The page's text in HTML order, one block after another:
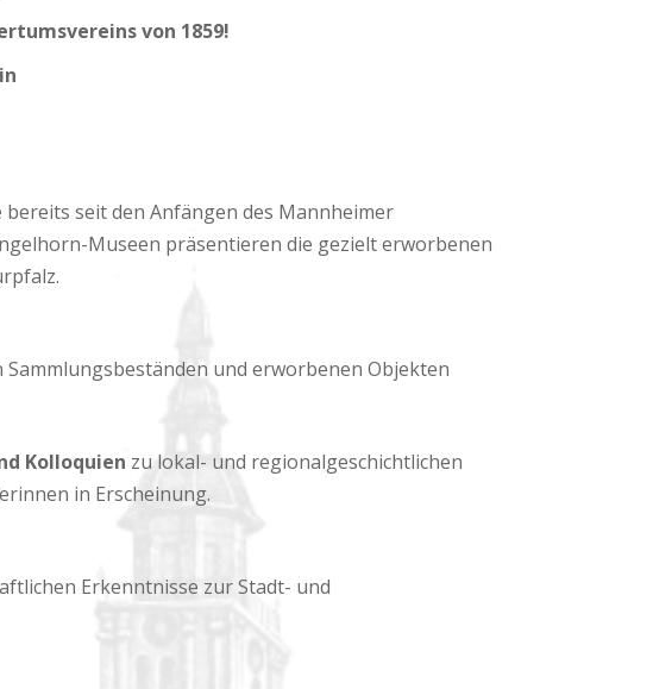
von 1859!
bereits seit den Anfängen des Mannheimer
Museen präsentieren die gezielt erworbenen
Sammlungsbeständen und erworbenen Objekten
Kolloquien zu lokal- und regionalgeschichtlichen
in Erscheinung.
Erkenntnisse zur Stadt- und